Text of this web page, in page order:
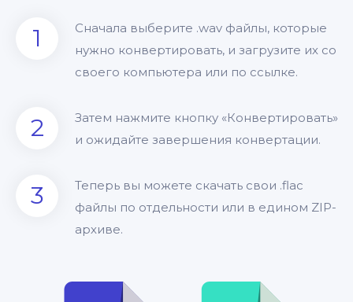
1
Сначала выберите .wav файлы, которые
нужно конвертировать, и загрузите их со
своего компьютера или по ссылке.
2
Затем нажмите кнопку «Конвертировать»
и ожидайте завершения конвертации.
3
Теперь вы можете скачать свои .flac
файлы по отдельности или в едином ZIP-
архиве.